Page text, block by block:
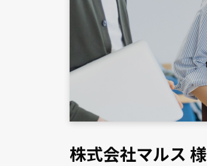
株式会社マルス 様